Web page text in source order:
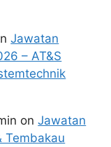
Jawatan
– AT&S
onJawatan
Tembakau